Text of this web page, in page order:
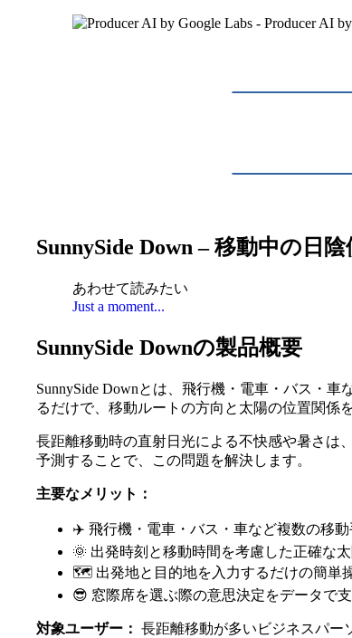
SunnySide Down – 移動中の日
あわせて読みたい
Just a moment...
SunnySide Downの製品概要
SunnySide Downとは、飛行機・電車・バス・
るだけで、移動ルートの方向と太陽の位置関係
長距離移動時の直射日光による不快感や暑さは
予測することで、この問題を解決します。
主要なメリット：
✈️ 飛行機・電車・バス・車など複数の移
🌞 出発時刻と移動時間を考慮した正確な
🗺️ 出発地と目的地を入力するだけの簡単
😎 窓際席を選ぶ際の意思決定をデータで
対象ユーザー： 長距離移動が多いビジネスパー